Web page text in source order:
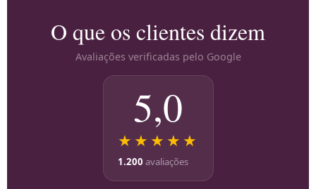
O que os clientes dizem
Avaliações verificadas pelo Google
5,0
★★★★★
1.200 avaliações